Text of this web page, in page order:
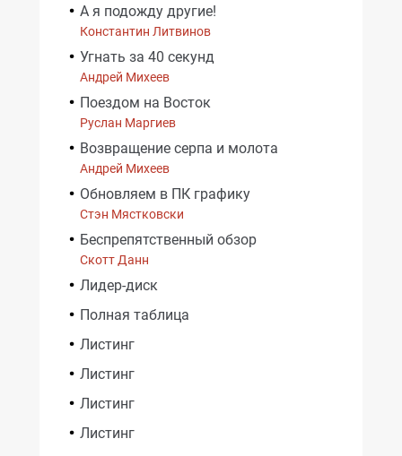
А я подожду другие!
Константин Литвинов
Угнать за 40 секунд
Андрей Михеев
Поездом на Восток
Руслан Маргиев
Возвращение серпа и молота
Андрей Михеев
Обновляем в ПК графику
Стэн Мястковски
Беспрепятственный обзор
Скотт Данн
Лидер-диск
Полная таблица
Листинг
Листинг
Листинг
Листинг